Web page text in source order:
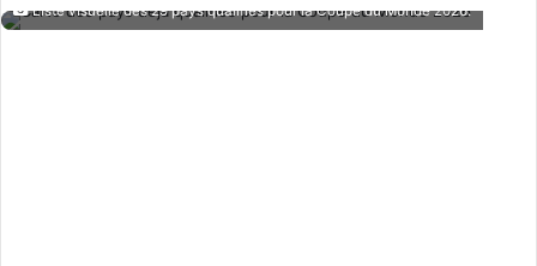
Liste visuelle des 29 pays qualifiés pour la Coupe du Monde 2026.